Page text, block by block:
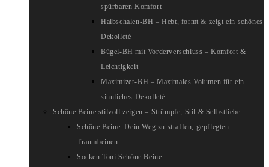
spürbaren Komfort
Halbschalen-BH – Hebt, formt & zeigt ein schönes
Dekolleté
Bügel-BH mit Vorderverschluss – Komfort &
Leichtigkeit
Maximizer-BH – Maximales Volumen für ein
sinnliches Dekolleté
Schöne Beine stilvoll zeigen – Strümpfe, Stil & Selbstliebe
Schöne Beine: Dein Weg zu straffen, gepflegten
Traumbeinen
Socken Toni Schöne Beine